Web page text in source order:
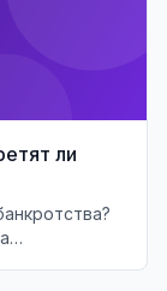
ли